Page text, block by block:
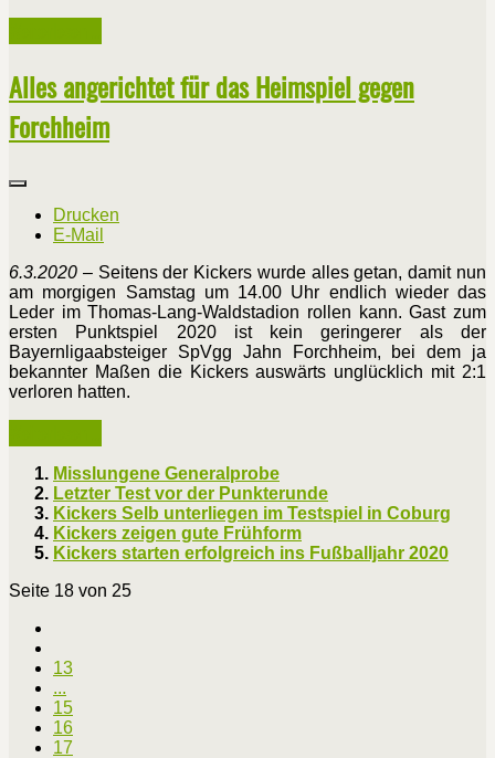
Alles angerichtet für das Heimspiel gegen
Forchheim
Drucken
E-Mail
6.3.2020 – Seitens der Kickers wurde alles getan, damit nun
am morgigen Samstag um 14.00 Uhr endlich wieder das
Leder im Thomas-Lang-Waldstadion rollen kann. Gast zum
ersten Punktspiel 2020 ist kein geringerer als der
Bayernligaabsteiger SpVgg Jahn Forchheim, bei dem ja
bekannter Maßen die Kickers auswärts unglücklich mit 2:1
verloren hatten.
Misslungene Generalprobe
Letzter Test vor der Punkterunde
Kickers Selb unterliegen im Testspiel in Coburg
Kickers zeigen gute Frühform
Kickers starten erfolgreich ins Fußballjahr 2020
Seite 18 von 25
13
...
15
16
17